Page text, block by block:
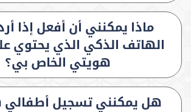
ماذا يمكنني أن أفعل إذا
الهاتف الذكي الذي يحتوي
هويتي الخاص بي؟
هل يمكنني تسجيل